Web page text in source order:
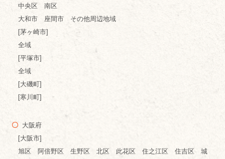
中央区 南区
大和市 座間市 その他周辺地域
[茅ヶ崎市]
全域
[平塚市]
全域
[大磯町]
[寒川町]
大阪府
[大阪市]
旭区 阿倍野区 生野区 北区 此花区 住之江区 住吉区 城